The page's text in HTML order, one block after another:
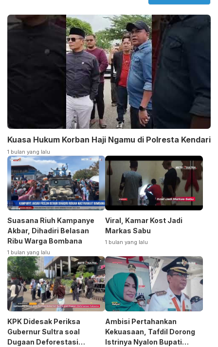
Kuasa Hukum Korban Haji Ngamu di Polresta Kendari
1 bulan yang lalu
Suasana Riuh Kampanye
Akbar, Dihadiri Belasan
Ribu Warga Bombana
1 bulan yang lalu
Viral, Kamar Kost Jadi
Markas Sabu
1 bulan yang lalu
KPK Didesak Periksa
Gubernur Sultra soal
Dugaan Deforestasi
Ambisi Pertahankan
Kekuasaan, Tafdil Dorong
Istrinya Nyalon Bupati